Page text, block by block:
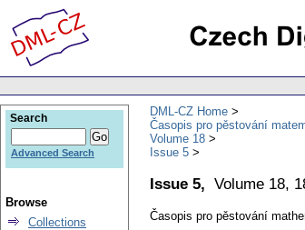
DML-CZ Home
Časopis pro pěstování
Volume 18
Issue 5
Issue 5, Volume 18,
Časopis pro pěstování
Search
Advanced Search
Browse
Collections